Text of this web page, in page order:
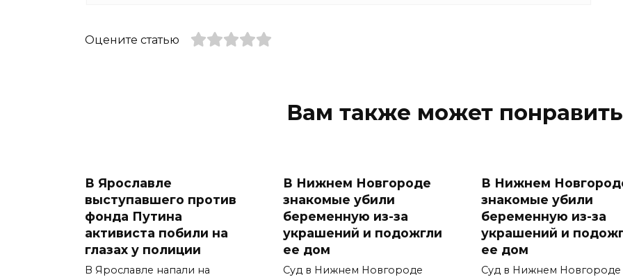
Оцените статью
Вам также может
В Ярославле
выступавшего против
фонда Путина
активиста побили на
глазах у полиции
В Ярославле напали на
В Нижнем Новгороде
знакомые убили
беременную из-за
украшений и подожгли
ее дом
Суд в Нижнем Новгороде
В Нижнем
знакомые убили
беременную из-за
украшений и
ее дом
Суд в Нижнем Новгороде